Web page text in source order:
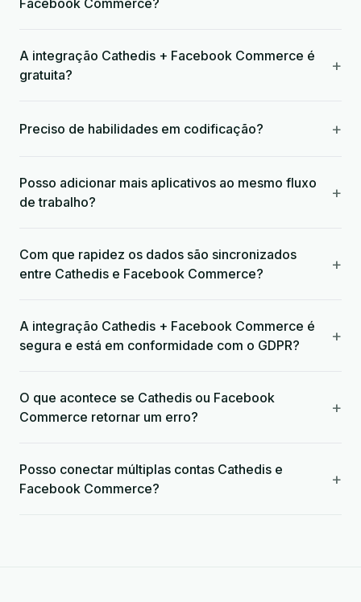
Facebook Commerce?
A integração Cathedis + Facebook Commerce é
gratuita?
+
Preciso de habilidades em codificação? +
Posso adicionar mais aplicativos ao mesmo fluxo
de trabalho?
+
Com que rapidez os dados são sincronizados
entre Cathedis e Facebook Commerce?
+
A integração Cathedis + Facebook Commerce é
segura e está em conformidade com o GDPR?
+
O que acontece se Cathedis ou Facebook
Commerce retornar um erro?
+
Posso conectar múltiplas contas Cathedis e
Facebook Commerce?
+